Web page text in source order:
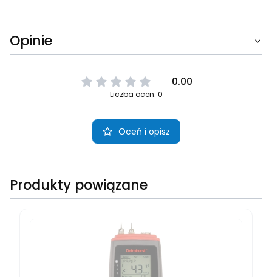
Opinie
0.00
Liczba ocen: 0
Oceń i opisz
Produkty powiązane